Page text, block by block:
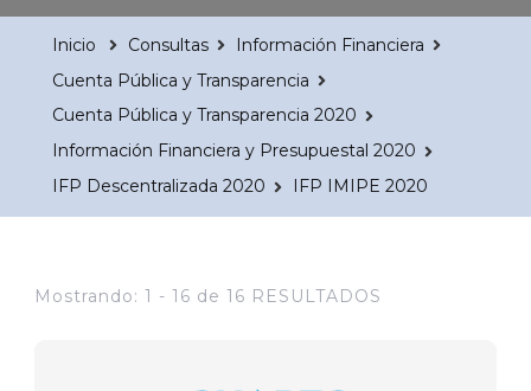
Inicio Consultas
Información Financiera
Cuenta Pública y Transparencia
Cuenta Pública y Transparencia 2020
Información Financiera y Presupuestal 2020
IFP Descentralizada 2020
IFP IMIPE 2020
Mostrando: 1 - 16 de 16 RESULTADOS